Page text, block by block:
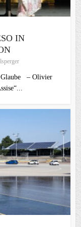
IN
Glaube – Olivier